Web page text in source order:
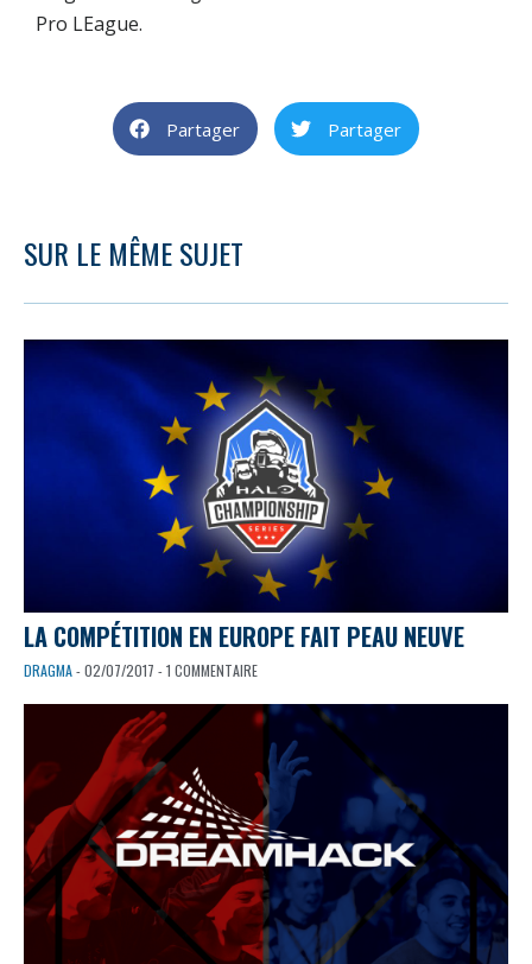
Pro LEague.
Partager Partager
SUR LE MÊME SUJET
LA COMPÉTITION EN EUROPE FAIT PEAU NEUVE
DRAGMA- 02/07/2017 - 1 COMMENTAIRE